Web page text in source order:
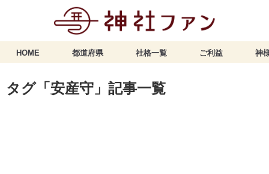
HOME 都道府県 社格一覧 ご利益 神
タグ「安産守」記事一覧